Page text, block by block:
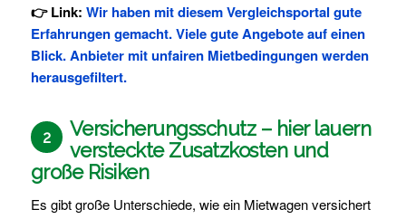
👉 Link: Wir haben mit diesem Vergleichsportal gute
Erfahrungen gemacht. Viele gute Angebote auf einen
Blick. Anbieter mit unfairen Mietbedingungen werden
herausgefiltert.
2
Versicherungsschutz – hier lauern
versteckte Zusatzkosten und
große Risiken
Es gibt große Unterschiede, wie ein Mietwagen versichert